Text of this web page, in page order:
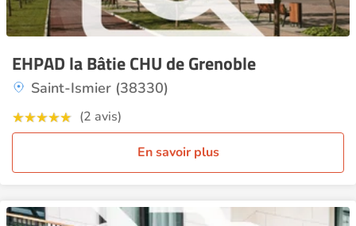
EHPAD la Bâtie CHU de Grenoble
Saint-Ismier (38330)
(2 avis)
En savoir plus